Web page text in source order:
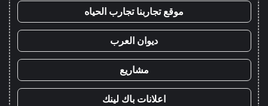
موقع تجاربنا تجارب الحياه
ديوان العرب
مشاريع
اعلانات باك لينك